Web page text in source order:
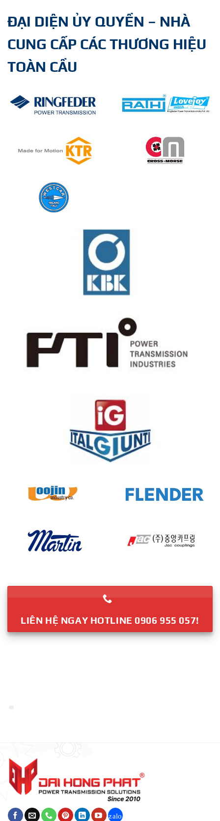
ĐẠI DIỆN ỦY QUYỀN – NHÀ
CUNG CẤP CÁC THƯƠNG HIỆU
TOÀN CẦU
LIÊN HỆ NGAY HOTLINE 0906 955 057!